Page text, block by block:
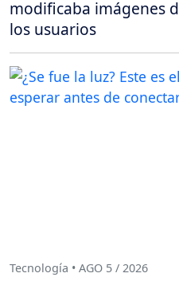
modificaba imágenes
los usuarios
Tecnología • AGO 5 / 2026